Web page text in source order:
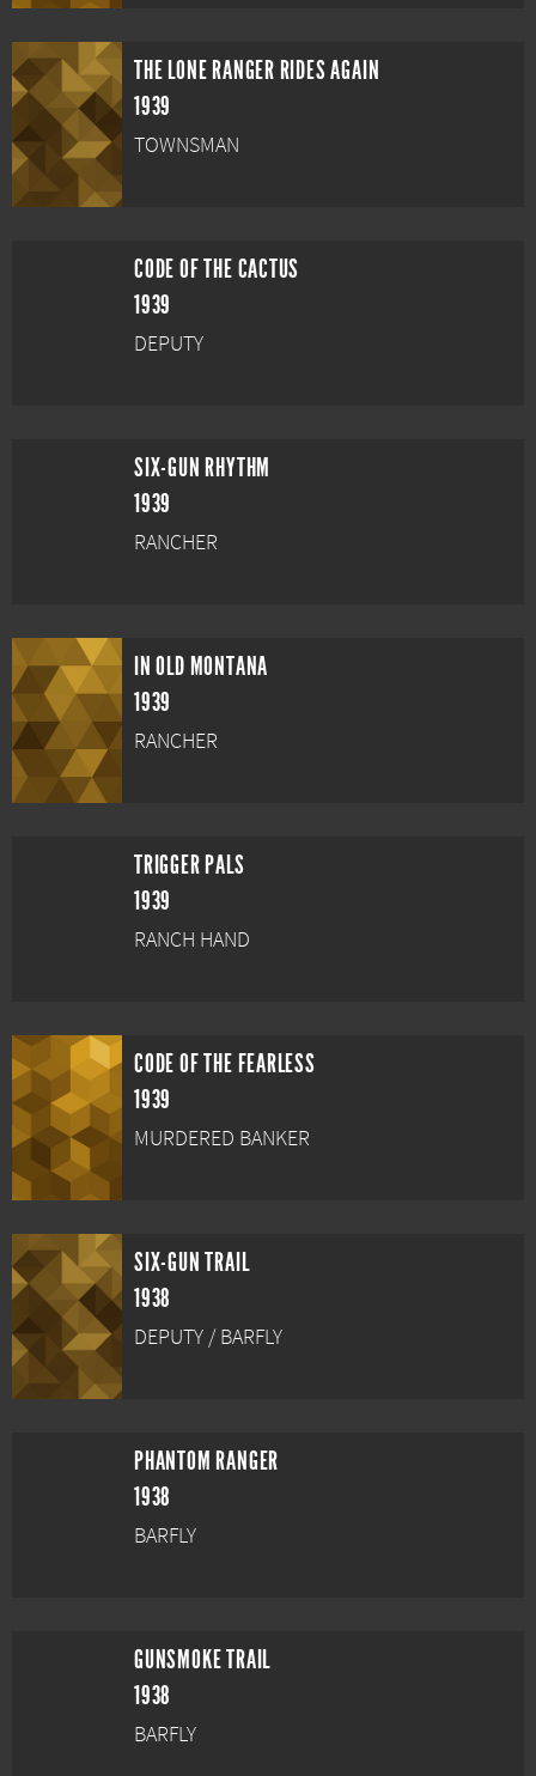
THE LONE RANGER RIDES AGAIN
1939
TOWNSMAN
CODE OF THE CACTUS
1939
DEPUTY
SIX-GUN RHYTHM
1939
RANCHER
IN OLD MONTANA
1939
RANCHER
TRIGGER PALS
1939
RANCH HAND
CODE OF THE FEARLESS
1939
MURDERED BANKER
SIX-GUN TRAIL
1938
DEPUTY / BARFLY
PHANTOM RANGER
1938
BARFLY
GUNSMOKE TRAIL
1938
BARFLY